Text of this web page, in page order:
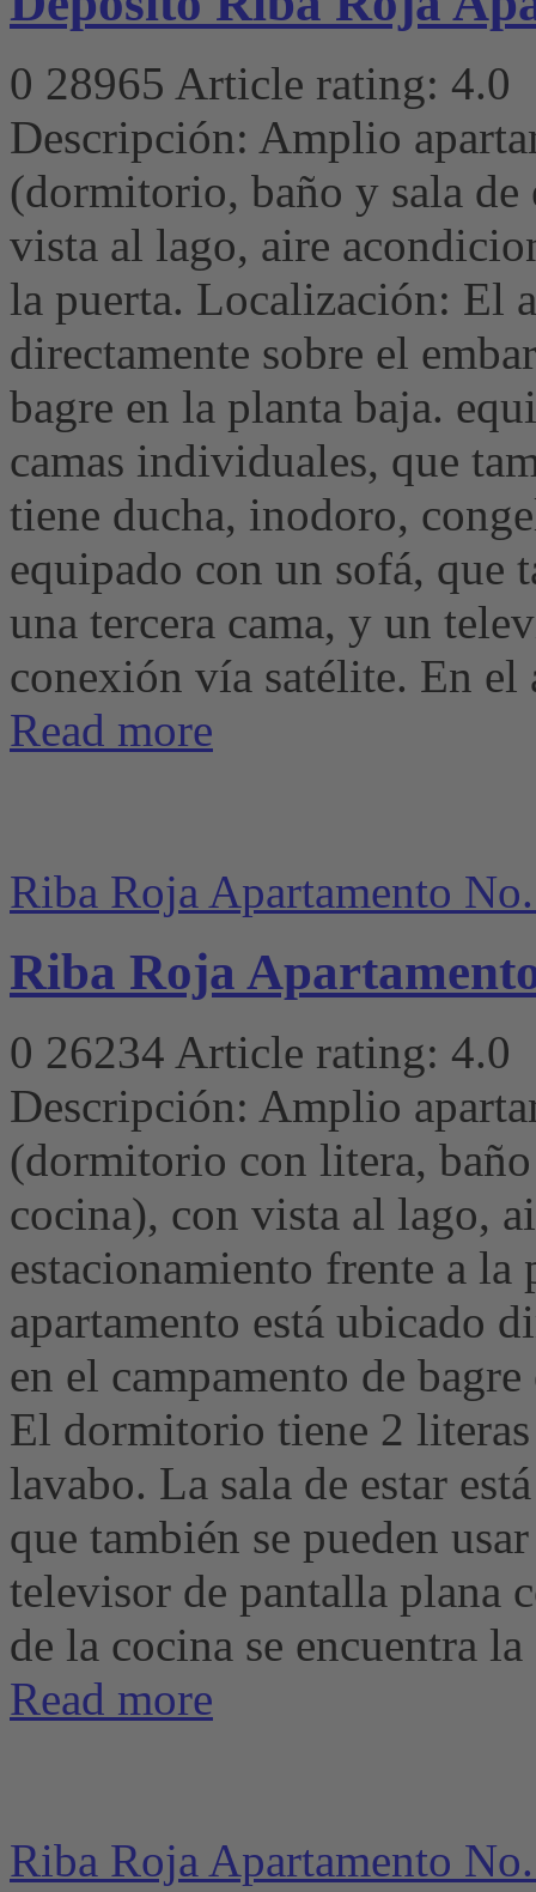
0 28965 Article rating: 4.0
Descripción: Amplio
(dormitorio, baño y sala de
vista al lago, aire
la puerta. Localización: El
directamente sobre el
bagre en la planta baja.
camas individuales, que
tiene ducha, inodoro,
equipado con un sofá, que
una tercera cama, y ​​un
conexión vía satélite. En el
Read more
Riba Roja Apartamento
Riba Roja
0 26234 Article rating: 4.0
Descripción: Amplio
(dormitorio con litera, baño
cocina), con vista al lago,
estacionamiento frente a
apartamento está ubicado
en el campamento de
El dormitorio tiene 2
lavabo. La sala de estar
que también se pueden
televisor de pantalla plana
de la cocina se encuentra
Read more
Riba Roja Apartamento